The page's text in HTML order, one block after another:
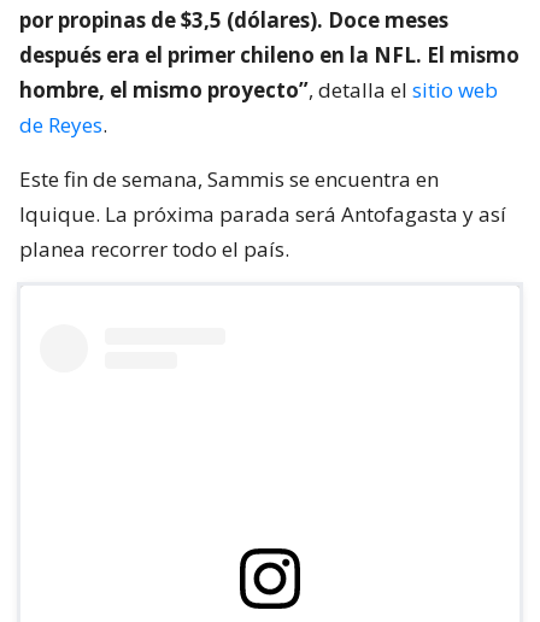
por propinas de $3,5 (dólares). Doce meses
después era el primer chileno en la NFL. El mismo
hombre, el mismo proyecto”, detalla el sitio web
de Reyes.
Este fin de semana, Sammis se encuentra en
Iquique. La próxima parada será Antofagasta y así
planea recorrer todo el país.